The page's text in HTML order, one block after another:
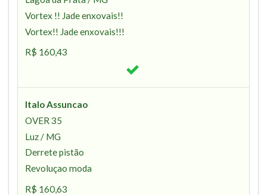
Vortex !! Jade enxovais!!
Vortex!! Jade enxovais!!!
R$ 160,43
Italo Assuncao
OVER 35
Luz / MG
Derrete pistão
Revoluçao moda
R$ 160,63